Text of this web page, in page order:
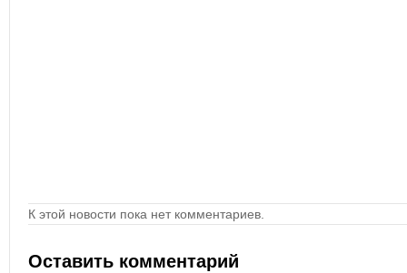
К этой новости пока нет комментариев.
Оставить комментарий